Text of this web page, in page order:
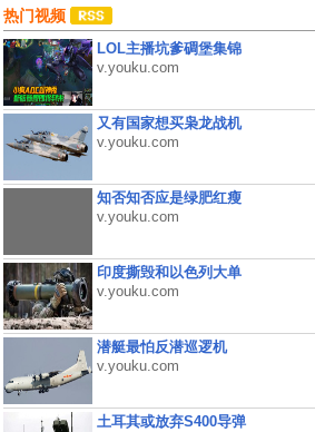
热门视频
LOL主播坑爹碉堡集锦
v.youku.com
又有国家想买枭龙战机
v.youku.com
知否知否应是绿肥红瘦
v.youku.com
印度撕毁和以色列大单
v.youku.com
潜艇最怕反潜巡逻机
v.youku.com
土耳其或放弃S400导弹